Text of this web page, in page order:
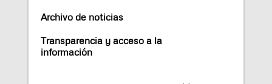
Archivo de noticias
Transparencia y acceso a la
información